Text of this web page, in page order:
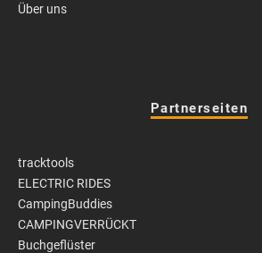
Über uns
Partnerseiten
tracktools
ELECTRIC RIDES
CampingBuddies
CAMPINGVERRÜCKT
Buchgeflüster